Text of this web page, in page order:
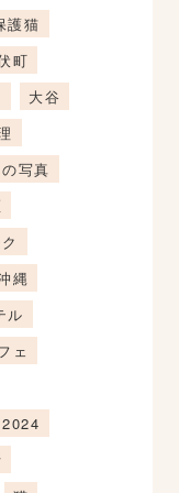
護猫
町
大谷
写真
縄
ル
ェ